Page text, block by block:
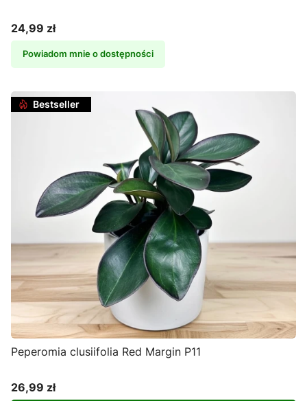
Cena
24,99 zł
Powiadom mnie o dostępności
Bestseller
Peperomia clusiifolia Red Margin P11
Cena
26,99 zł